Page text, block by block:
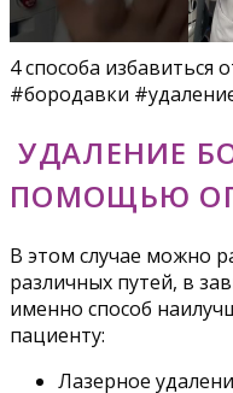
4 способа избавиться
#бородавки
УДАЛЕНИЕ
ПОМОЩЬЮ
В этом случае можно
различных путей, в
именно способ
пациенту:
Лазерное